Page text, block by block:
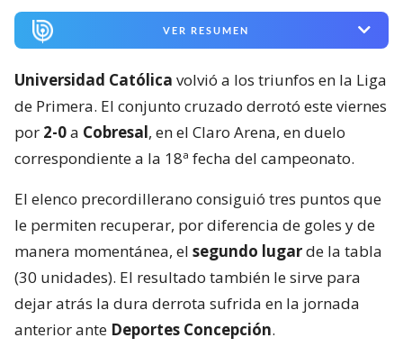
VER RESUMEN
Universidad Católica volvió a los triunfos en la Liga
de Primera. El conjunto cruzado derrotó este viernes
por 2-0a Cobresal, en el Claro Arena, en duelo
correspondiente a la 18ª fecha del campeonato.
El elenco precordillerano consiguió tres puntos que
le permiten recuperar, por diferencia de goles y de
manera momentánea, el segundo lugarde la tabla
(30 unidades). El resultado también le sirve para
dejar atrás la dura derrota sufrida en la jornada
anterior ante Deportes Concepción.